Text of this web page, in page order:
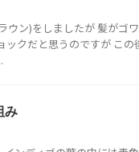
ウン)をしましたが 髪がゴ
ックだと思うのですが こ
み